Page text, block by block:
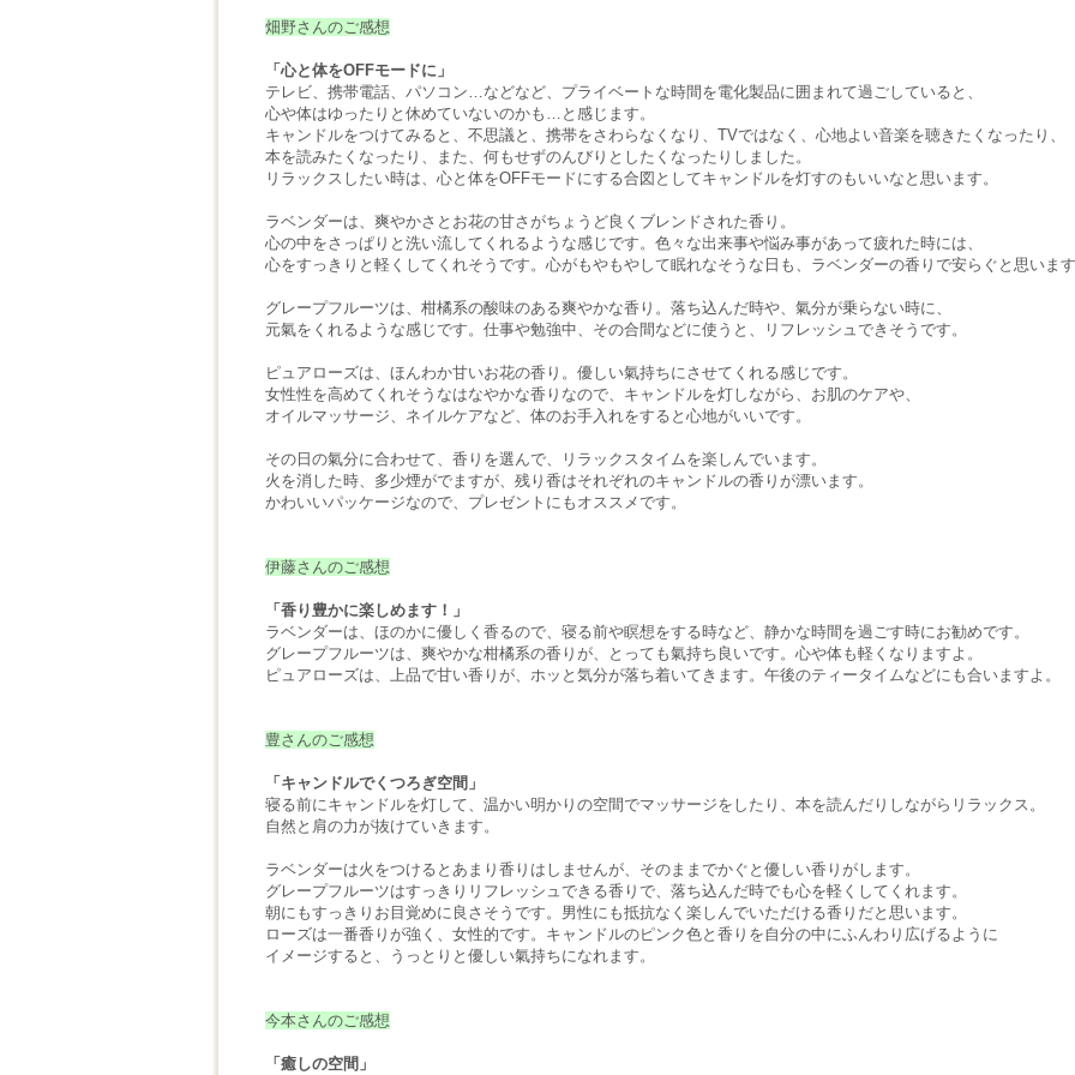
畑野さんのご感想
「心と体をOFFモードに」
テレビ、携帯電話、パソコン…などなど、プライベートな時間を電化製品に囲まれて過ごしていると、
心や体はゆったりと休めていないのかも…と感じます。
キャンドルをつけてみると、不思議と、携帯をさわらなくなり、TVではなく、心地よい音楽を聴きたくなったり、
本を読みたくなったり、また、何もせずのんびりとしたくなったりしました。
リラックスしたい時は、心と体をOFFモードにする合図としてキャンドルを灯すのもいいなと思います。
ラベンダーは、爽やかさとお花の甘さがちょうど良くブレンドされた香り。
心の中をさっぱりと洗い流してくれるような感じです。色々な出来事や悩み事があって疲れた時には、
心をすっきりと軽くしてくれそうです。心がもやもやして眠れなそうな日も、ラベンダーの香りで安らぐと思いま
グレープフルーツは、柑橘系の酸味のある爽やかな香り。落ち込んだ時や、氣分が乗らない時に、
元氣をくれるような感じです。仕事や勉強中、その合間などに使うと、リフレッシュできそうです。
ピュアローズは、ほんわか甘いお花の香り。優しい氣持ちにさせてくれる感じです。
女性性を高めてくれそうなはなやかな香りなので、キャンドルを灯しながら、お肌のケアや、
オイルマッサージ、ネイルケアなど、体のお手入れをすると心地がいいです。
その日の氣分に合わせて、香りを選んで、リラックスタイムを楽しんでいます。
火を消した時、多少煙がでますが、残り香はそれぞれのキャンドルの香りが漂います。
かわいいパッケージなので、プレゼントにもオススメです。
伊藤さんのご感想
「香り豊かに楽しめます！」
ラベンダーは、ほのかに優しく香るので、寝る前や瞑想をする時など、静かな時間を過ごす時にお勧めです。
グレープフルーツは、爽やかな柑橘系の香りが、とっても氣持ち良いです。心や体も軽くなりますよ。
ピュアローズは、上品で甘い香りが、ホッと気分が落ち着いてきます。午後のティータイムなどにも合いますよ。
豊さんのご感想
「キャンドルでくつろぎ空間」
寝る前にキャンドルを灯して、温かい明かりの空間でマッサージをしたり、本を読んだりしながらリラックス。
自然と肩の力が抜けていきます。
ラベンダーは火をつけるとあまり香りはしませんが、そのままでかぐと優しい香りがします。
グレープフルーツはすっきりリフレッシュできる香りで、落ち込んだ時でも心を軽くしてくれます。
朝にもすっきりお目覚めに良さそうです。男性にも抵抗なく楽しんでいただける香りだと思います。
ローズは一番香りが強く、女性的です。キャンドルのピンク色と香りを自分の中にふんわり広げるように
イメージすると、うっとりと優しい氣持ちになれます。
今本さんのご感想
「癒しの空間」